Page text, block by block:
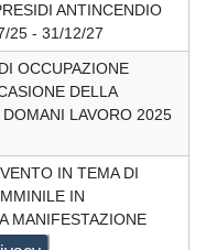
ANTINCENDIO
25 - 31/12/27
OCCUPAZIONE
DELLA
LAVORO 2025
IN TEMA DI
IN
MANIFESTAZIONE